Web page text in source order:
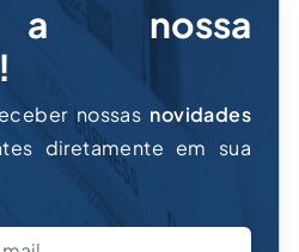
a nossa
nossas novidades
diretamente em sua